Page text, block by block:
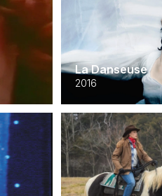
La Danseuse
2016